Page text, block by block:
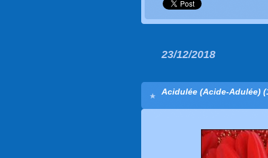
23/12/2018
Acidulée (Acide-Adulée)